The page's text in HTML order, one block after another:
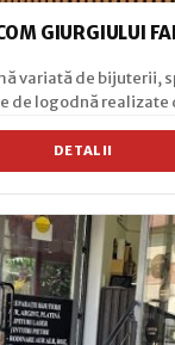
GIURGIULUI
variată de bijuterii,
de logodnă realizate
DETALII